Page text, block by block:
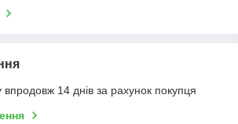
14 днів за рахунок покупця